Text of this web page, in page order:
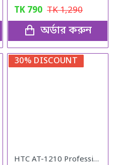
TK 790 TK1,290
অর্ডার করুন
30% DISCOUNT
HTC AT-1210 Professional Hair Clipper Trimmer for Men